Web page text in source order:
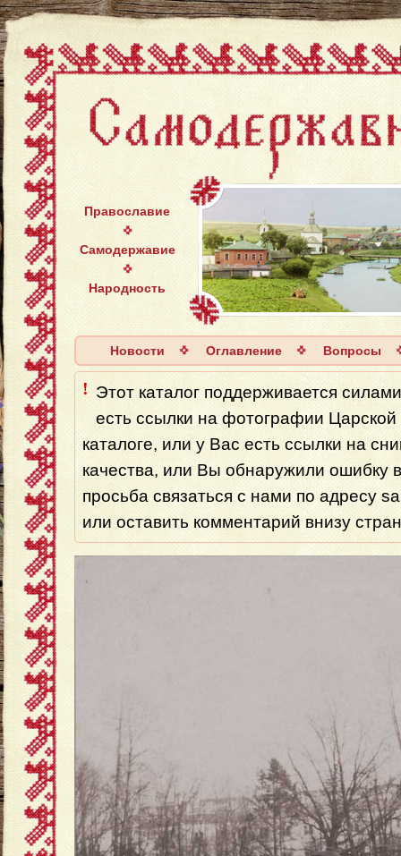
Православие
Самодержавие
Народность
Новости Оглавление Вопросы
! Этот каталог поддерживается
есть ссылки на фотографии
каталоге, или у Вас есть ссылки на
качества, или Вы обнаружили ошибку
просьба связаться с нами по адресу
или оставить комментарий внизу